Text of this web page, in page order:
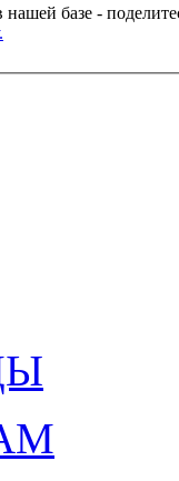
нашей базе -